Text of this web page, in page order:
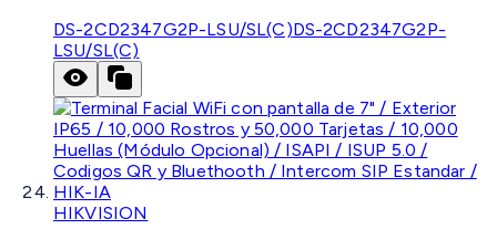
DS-2CD2347G2P-LSU/SL(C)DS-2CD2347G2P-
LSU/SL(C)
HIKVISION